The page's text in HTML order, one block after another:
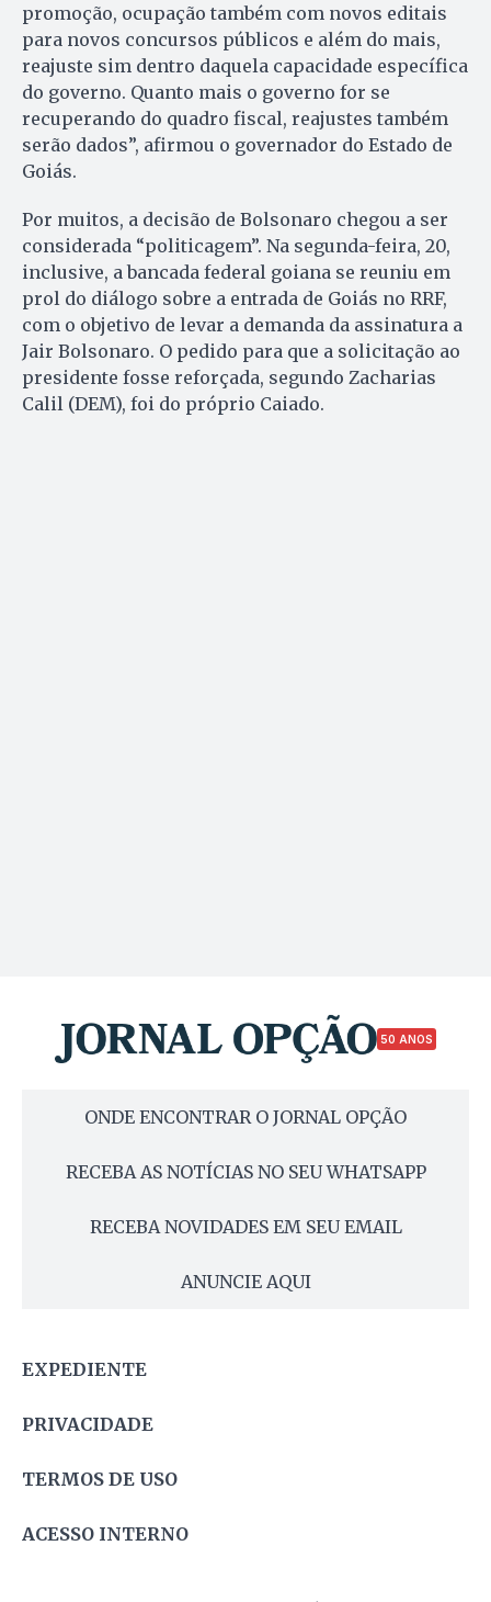
promoção, ocupação também com novos editais
para novos concursos públicos e além do mais,
reajuste sim dentro daquela capacidade específica
do governo. Quanto mais o governo for se
recuperando do quadro fiscal, reajustes também
serão dados”, afirmou o governador do Estado de
Goiás.
Por muitos, a decisão de Bolsonaro chegou a ser
considerada “politicagem”. Na segunda-feira, 20,
inclusive, a bancada federal goiana se reuniu em
prol do diálogo sobre a entrada de Goiás no RRF,
com o objetivo de levar a demanda da assinatura a
Jair Bolsonaro. O pedido para que a solicitação ao
presidente fosse reforçada, segundo Zacharias
Calil (DEM), foi do próprio Caiado.
50 ANOS
ONDE ENCONTRAR O JORNAL OPÇÃO
RECEBA AS NOTÍCIAS NO SEU WHATSAPP
RECEBA NOVIDADES EM SEU EMAIL
ANUNCIE AQUI
EXPEDIENTE
PRIVACIDADE
TERMOS DE USO
ACESSO INTERNO